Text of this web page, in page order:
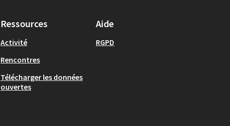
Ressources
Activité
Rencontres
Télécharger les données
ouvertes
Aide
RGPD